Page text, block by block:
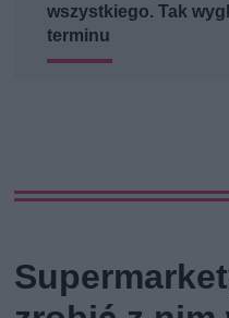
wszystkiego. Tak
terminu